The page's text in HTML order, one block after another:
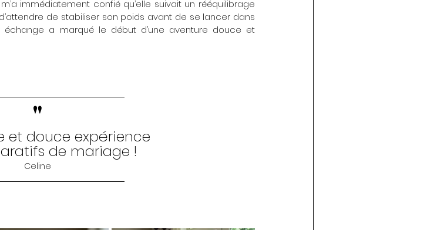
de stabiliser son poids avant de se lancer dans
échange a marqué le début d’une aventure douce et
"
et douce expérience
de mariage !
Celine